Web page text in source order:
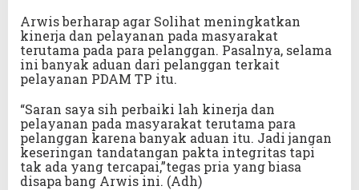
Arwis berharap agar Solihat meningkatkan
kinerja dan pelayanan pada masyarakat
terutama pada para pelanggan. Pasalnya, selama
ini banyak aduan dari pelanggan terkait
pelayanan PDAM TP itu.
“Saran saya sih perbaiki lah kinerja dan
pelayanan pada masyarakat terutama para
pelanggan karena banyak aduan itu. Jadi jangan
keseringan tandatangan pakta integritas tapi
tak ada yang tercapai,”tegas pria yang biasa
disapa bang Arwis ini. (Adh)